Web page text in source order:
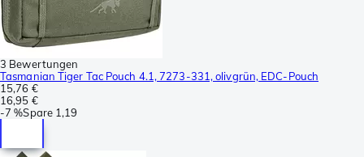
3 Bewertungen
Tasmanian Tiger Tac Pouch 4.1, 7273-331, olivgrün, EDC-Pouch
15,76 €
16,95 €
-7 %Spare 1,19